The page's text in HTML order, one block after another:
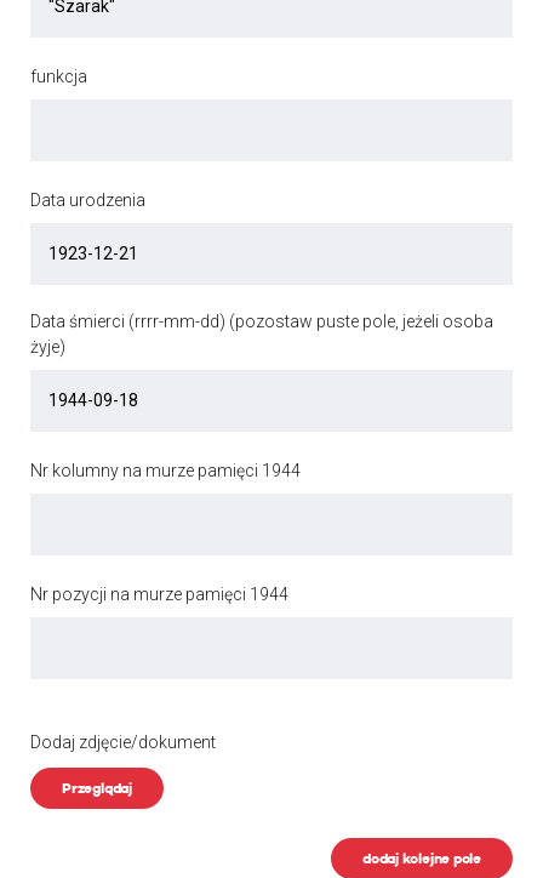
funkcja
Data urodzenia
Data śmierci (rrrr-mm-dd) (pozostaw puste pole, jeżeli osoba
żyje)
Nr kolumny na murze pamięci 1944
Nr pozycji na murze pamięci 1944
Dodaj zdjęcie/dokument
Przeglądaj
dodaj kolejne pole